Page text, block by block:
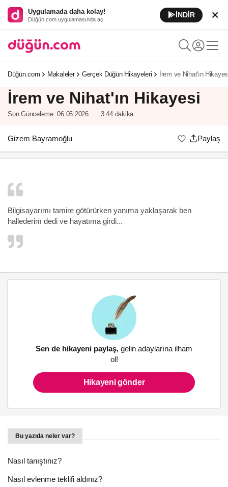
Uygulamada daha kolay!
Düğün.com uygulamasında aç
İNDİR
Düğün.com Makaleler Gerçek Düğün Hikayeleri İrem ve Nihat'ın
İrem ve Nihat'ın Hikayesi
Son Günceleme: 06.05.2026 3:44 dakika
Gizem Bayramoğlu Paylaş
Bilgisayarımı tamire götürürken yanıma yaklaşarak ben
hallederim dedi ve hayatıma girdi...
Sen de hikayeni paylaş, gelin adaylarına ilham
ol!
Hikayeni gönder
Bu yazıda neler var?
Nasıl tanıştınız?
Nasıl evlenme teklifi aldınız?